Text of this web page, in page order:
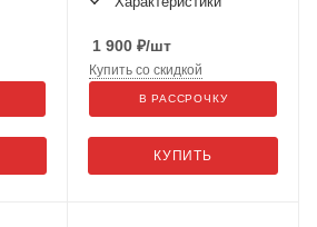
1 900 ₽/шт
КУПИТЬ
Купить со скидкой
В РАССРОЧКУ